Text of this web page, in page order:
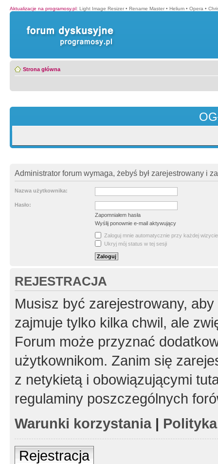
Aktualizacje na programosy.pl: Light Image Resizer • Rename Master • Helium • Opera •
Strona główna
Administrator forum wymaga, żebyś był zarejestrowany i
Nazwa użytkownika:
Hasło:
Zapomniałem hasła
Wyślij ponownie e-mail aktywujący
Zaloguj mnie automatycznie przy każdej wizycie
Ukryj mój status w tej sesji
REJESTRACJA
Musisz być zarejestrowany,
zajmuje tylko kilka chwil, ale
Forum może przyznać
użytkownikom. Zanim się
z netykietą i obowiązującymi
regulaminy poszczególnych
Warunki korzystania|
Rejestracja